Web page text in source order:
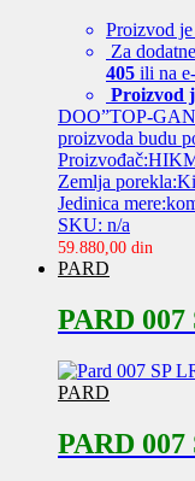
Proizvod
Za
405 ili na
Proizvod
DOO”TOP-
proizvoda budu
Zemlja
Jedinica
SKU: n/a
59.880,00 din
PARD
PARD 007
PARD
PARD 007